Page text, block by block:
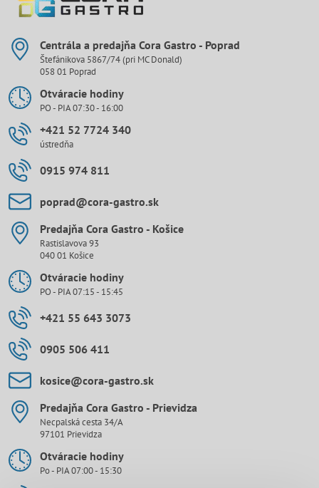
Centrála a predajňa Cora Gastro - Poprad
Štefánikova 5867/74 (pri MC Donald)
058 01 Poprad
Otváracie hodiny
PO - PIA 07:30 - 16:00
+421 52 7724 340
ústredňa
0915 974 811
poprad​@cora-gastro​.sk
Predajňa Cora Gastro - Košice
Rastislavova 93
040 01 Košice
Otváracie hodiny
PO - PIA 07:15 - 15:45
+421 55 643 3073
0905 506 411
kosice​@cora-gastro​.sk
Predajňa Cora Gastro - Prievidza
Necpalská cesta 34/A
97101 Prievidza
Otváracie hodiny
Po - PIA 07:00 - 15:30